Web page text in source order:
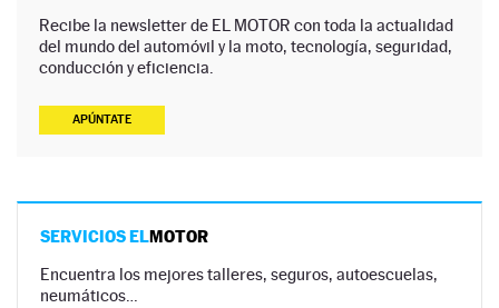
Recibe la newsletter de EL MOTOR con toda la actualidad
del mundo del automóvil y la moto, tecnología, seguridad,
conducción y eficiencia.
APÚNTATE
SERVICIOS ELMOTOR
Encuentra los mejores talleres, seguros, autoescuelas,
neumáticos…